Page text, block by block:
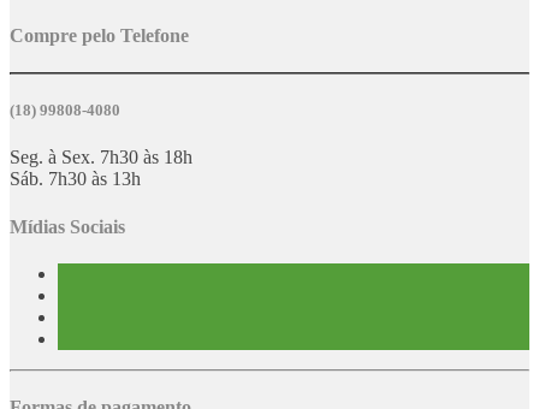
Compre pelo Telefone
(18) 99808-4080
Seg. à Sex. 7h30 às 18h
Sáb. 7h30 às 13h
Mídias Sociais